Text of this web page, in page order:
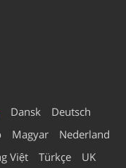
Dansk
Deutsch
Magyar
Nederland
Việt Türkçe
UK